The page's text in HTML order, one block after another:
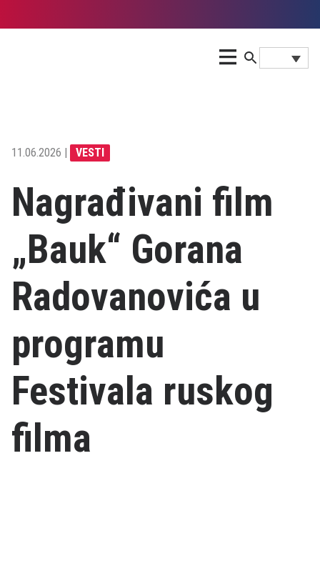
11.06.2026 | VESTI
Nagrađivani film
„Bauk“ Gorana
Radovanovića u
programu
Festivala ruskog
filma